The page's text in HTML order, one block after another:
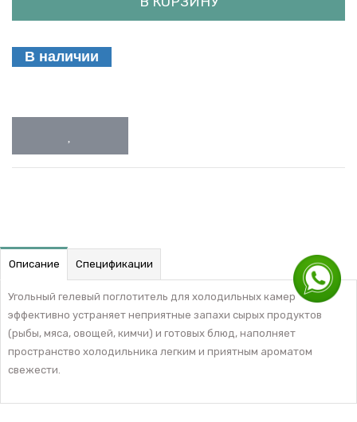
В наличии
Описание Спецификации
Угольный гелевый поглотитель для холодильных камер
эффективно устраняет неприятные запахи сырых продуктов
(рыбы, мяса, овощей, кимчи) и готовых блюд, наполняет
пространство холодильника легким и приятным ароматом
свежести.